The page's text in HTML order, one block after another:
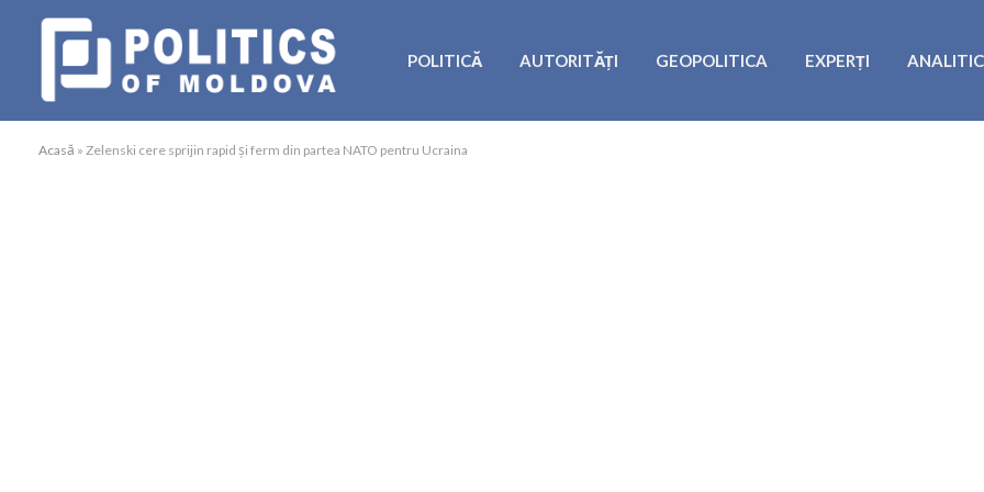
POLITICĂ AUTORITĂȚI GEOPOLITICA EXPERȚI
Acasă » Zelenski cere sprijin rapid și ferm din partea NATO pentru Ucraina